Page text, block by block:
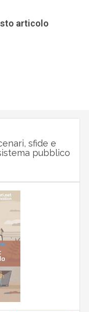
articolo
sfide e
pubblico